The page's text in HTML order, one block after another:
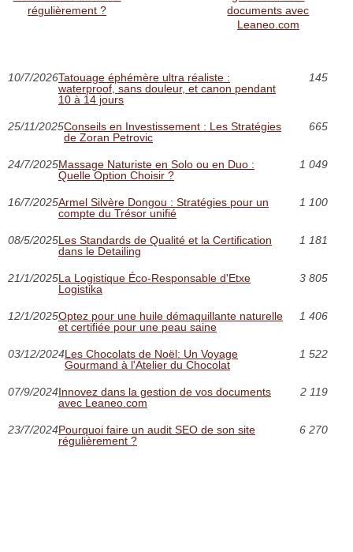
régulièrement ?
documents avec
Leaneo.com
10/7/2026Tatouage éphémère ultra réaliste :
waterproof, sans douleur, et canon pendant
10 à 14 jours
145
25/11/2025Conseils en Investissement : Les Stratégies
de Zoran Petrovic
665
24/7/2025Massage Naturiste en Solo ou en Duo :
Quelle Option Choisir ?
1 049
16/7/2025Armel Silvère Dongou : Stratégies pour un
compte du Trésor unifié
1 100
08/5/2025Les Standards de Qualité et la Certification
dans le Detailing
1 181
21/1/2025La Logistique Éco-Responsable d'Etxe
Logistika
3 805
12/1/2025Optez pour une huile démaquillante naturelle
et certifiée pour une peau saine
1 406
03/12/2024Les Chocolats de Noël: Un Voyage
Gourmand à l'Atelier du Chocolat
1 522
07/9/2024Innovez dans la gestion de vos documents
avec Leaneo.com
2 119
23/7/2024Pourquoi faire un audit SEO de son site
régulièrement ?
6 270